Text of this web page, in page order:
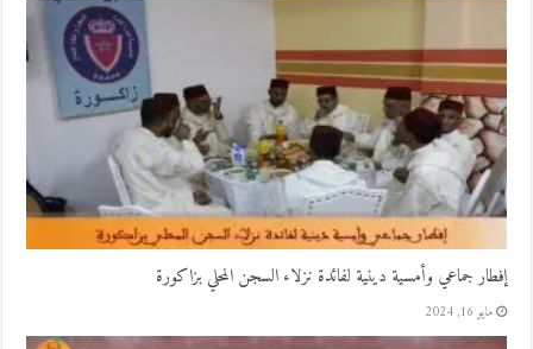
إفطار جماعي وأمسية دينية لفائدة نزلاء السجن المحلي بزاكورة
مايو 16, 2024